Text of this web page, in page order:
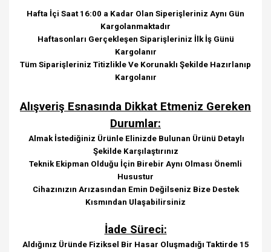
Hafta İçi Saat 16:00 a Kadar Olan Siperişleriniz Aynı Gün
Kargolanmaktadır
Haftasonları Gerçekleşen Siparişleriniz İlk İş Günü
Kargolanır
Tüm Siparişleriniz Titizlikle Ve Korunaklı Şekilde Hazırlanıp
Kargolanır
Alışveriş Esnasında Dikkat Etmeniz Gereken
Durumlar:
Almak İstediğiniz Ürünle Elinizde Bulunan Ürünü Detaylı
Şekilde Karşılaştırınız
Teknik Ekipman Olduğu İçin Birebir Aynı Olması Önemli
Husustur
Cihazınızın Arızasından Emin Değilseniz Bize Destek
Kısmından Ulaşabilirsiniz
İade Süreci:
Aldığınız Üründe Fiziksel Bir Hasar Oluşmadığı Taktirde 15